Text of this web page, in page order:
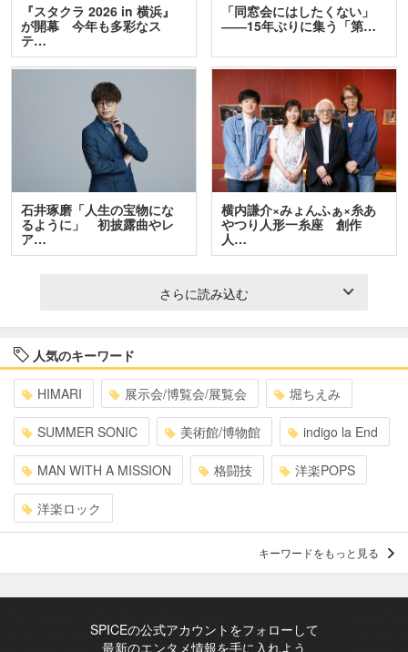
『スタクラ 2026 in 横浜』
が開幕 今年も多彩なス
テ…
「同窓会にはしたくない」
――15年ぶりに集う「第…
石井琢磨「人生の宝物にな
るように」 初披露曲やレ
ア…
横内謙介×みょんふぁ×糸あ
やつり人形一糸座 創作
人…
さらに読み込む
人気のキーワード
HIMARI 展示会/博覧会/展覧会 堀ちえみ
SUMMER SONIC 美術館/博物館 indigo la End
MAN WITH A MISSION 格闘技 洋楽POPS
洋楽ロック
キーワードをもっと見る
SPICEの公式アカウントをフォローして
最新のエンタメ情報を手に入れよう